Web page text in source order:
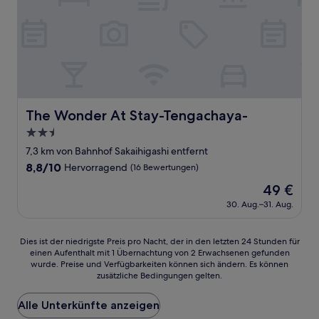
The Wonder At Stay-Tengachaya-
The Wonder At Stay-Tengachaya-
2.5-
Sterne-
Unterkunft
7,3 km von Bahnhof Sakaihigashi entfernt
8.8
8,8/10 Hervorragend (16 Bewertungen)
Der
Preis
beträgt
49 €
30. Aug.–31. Aug.
Dies
der
Preis
pro
Dies ist der niedrigste Preis pro Nacht, der in den letzten 24 Stunden für
einen Aufenthalt mit 1 Übernachtung von 2 Erwachsenen gefunden
wurde. Preise und Verfügbarkeiten können sich ändern. Es können
zusätzliche Bedingungen gelten.
Alle Unterkünfte anzeigen